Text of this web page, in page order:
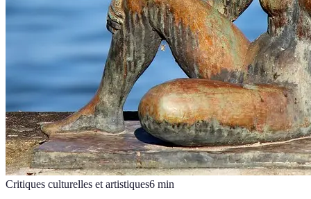
Critiques culturelles et artistiques6 min